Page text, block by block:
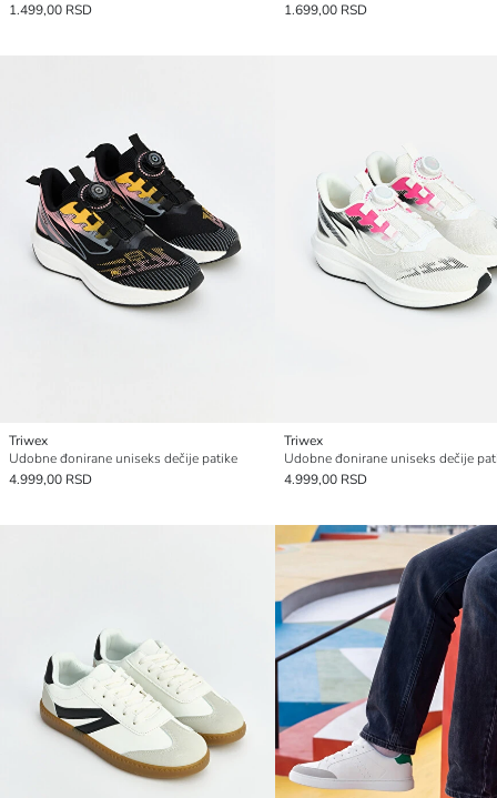
1.499,00 RSD
1.699,00 RSD
Triwex
Udobne đonirane uniseks dečije patike
4.999,00 RSD
Triwex
Udobne đonirane uniseks dečije
4.999,00 RSD